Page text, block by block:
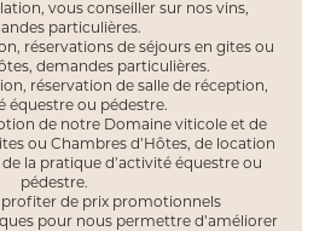
vous conseiller sur nos vins,
particulières.
réservations de séjours en gites ou
demandes particulières.
réservation de salle de réception,
équestre ou pédestre.
de notre Domaine viticole et de
ou Chambres d’Hôtes, de location
la pratique d’activité équestre ou
pédestre.
profiter de prix promotionnels
pour nous permettre d’améliorer